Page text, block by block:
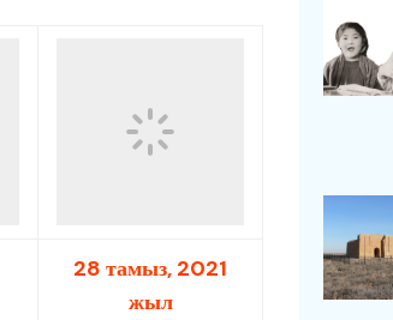
28 тамыз, 2021
жыл